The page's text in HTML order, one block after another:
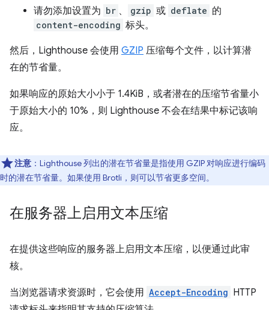
请勿添加设置为 br 、 gzip 或 deflate 的
content-encoding 标头。
然后，Lighthouse 会使用 GZIP 压缩每个文件，以计算潜
在的节省量。
如果响应的原始大小小于 1.4KiB，或者潜在的压缩节省量小
于原始大小的 10%，则 Lighthouse 不会在结果中标记该响
应。
注意 ：Lighthouse 列出的潜在节省量是指使用 GZIP 对响应进行编码
时的潜在节省量。如果使用 Brotli，则可以节省更多空间。
在服务器上启用文本压缩
在提供这些响应的服务器上启用文本压缩，以便通过此审
核。
当浏览器请求资源时，它会使用 Accept-Encoding HTTP